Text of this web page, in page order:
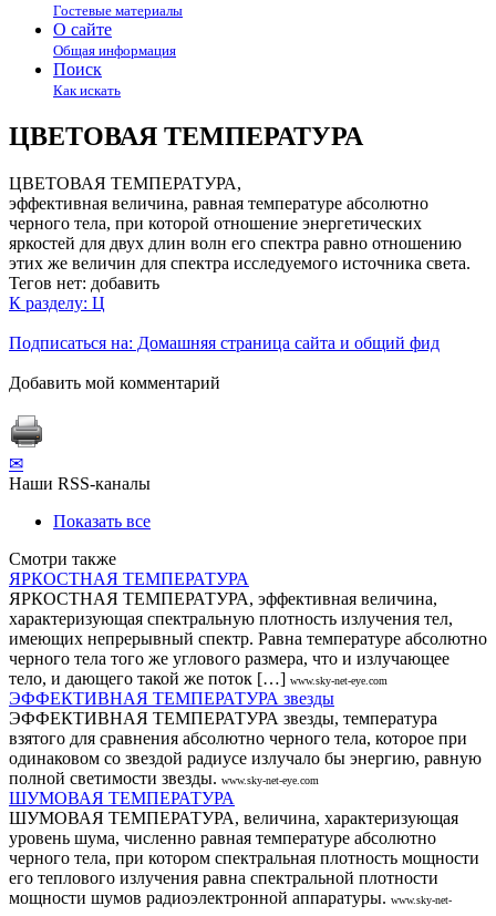
Гостевые материалы
О сайте
Общая информация
Поиск
Как искать
ЦВЕТОВАЯ ТЕМПЕРАТУРА
ЦВЕТОВАЯ ТЕМПЕРАТУРА,
эффективная величина, равная температуре абсолютно
черного тела, при которой отношение энергетических
яркостей для двух длин волн его спектра равно отношению
этих же величин для спектра исследуемого источника света.
Тегов нет: добавить
К разделу: Ц
Подписаться на: Домашняя страница сайта и общий фид
Добавить мой комментарий
✉
Наши RSS-каналы
Показать все
Смотри также
ЯРКОСТНАЯ ТЕМПЕРАТУРА
ЯРКОСТНАЯ ТЕМПЕРАТУРА, эффективная величина,
характеризующая спектральную плотность излучения тел,
имеющих непрерывный спектр. Равна температуре абсолютно
черного тела того же углового размера, что и излучающее
тело, и дающего такой же поток […] www.sky-net-eye.com
ЭФФЕКТИВНАЯ ТЕМПЕРАТУРА звезды
ЭФФЕКТИВНАЯ ТЕМПЕРАТУРА звезды, температура
взятого для сравнения абсолютно черного тела, которое при
одинаковом со звездой радиусе излучало бы энергию, равную
полной светимости звезды. www.sky-net-eye.com
ШУМОВАЯ ТЕМПЕРАТУРА
ШУМОВАЯ ТЕМПЕРАТУРА, величина, характеризующая
уровень шума, численно равная температуре абсолютно
черного тела, при котором спектральная плотность мощности
его теплового излучения равна спектральной плотности
мощности шумов радиоэлектронной аппаратуры. www.sky-net-